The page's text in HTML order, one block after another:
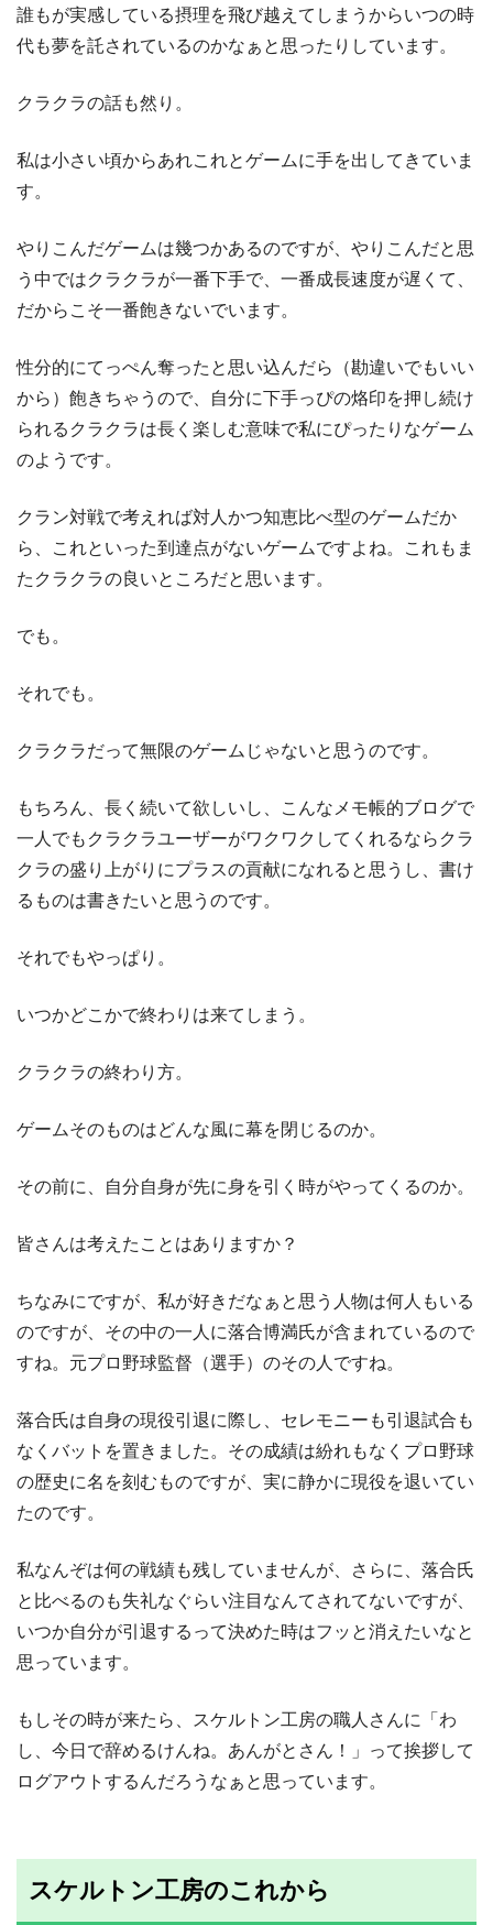
誰もが実感している摂理を飛び越えてしまうからいつの時
代も夢を託されているのかなぁと思ったりしています。
クラクラの話も然り。
私は小さい頃からあれこれとゲームに手を出してきていま
す。
やりこんだゲームは幾つかあるのですが、やりこんだと思
う中ではクラクラが一番下手で、一番成長速度が遅くて、
だからこそ一番飽きないでいます。
性分的にてっぺん奪ったと思い込んだら（勘違いでもいい
から）飽きちゃうので、自分に下手っぴの烙印を押し続け
られるクラクラは長く楽しむ意味で私にぴったりなゲーム
のようです。
クラン対戦で考えれば対人かつ知恵比べ型のゲームだか
ら、これといった到達点がないゲームですよね。これもま
たクラクラの良いところだと思います。
でも。
それでも。
クラクラだって無限のゲームじゃないと思うのです。
もちろん、長く続いて欲しいし、こんなメモ帳的ブログで
一人でもクラクラユーザーがワクワクしてくれるならクラ
クラの盛り上がりにプラスの貢献になれると思うし、書け
るものは書きたいと思うのです。
それでもやっぱり。
いつかどこかで終わりは来てしまう。
クラクラの終わり方。
ゲームそのものはどんな風に幕を閉じるのか。
その前に、自分自身が先に身を引く時がやってくるのか。
皆さんは考えたことはありますか？
ちなみにですが、私が好きだなぁと思う人物は何人もいる
のですが、その中の一人に落合博満氏が含まれているので
すね。元プロ野球監督（選手）のその人ですね。
落合氏は自身の現役引退に際し、セレモニーも引退試合も
なくバットを置きました。その成績は紛れもなくプロ野球
の歴史に名を刻むものですが、実に静かに現役を退いてい
たのです。
私なんぞは何の戦績も残していませんが、さらに、落合氏
と比べるのも失礼なぐらい注目なんてされてないですが、
いつか自分が引退するって決めた時はフッと消えたいなと
思っています。
もしその時が来たら、スケルトン工房の職人さんに「わ
し、今日で辞めるけんね。あんがとさん！」って挨拶して
ログアウトするんだろうなぁと思っています。
スケルトン工房のこれから